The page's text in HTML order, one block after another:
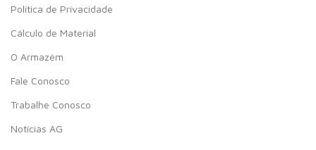
Política de Privacidade
Cálculo de Material
O Armazém
Fale Conosco
Trabalhe Conosco
Notícias AG